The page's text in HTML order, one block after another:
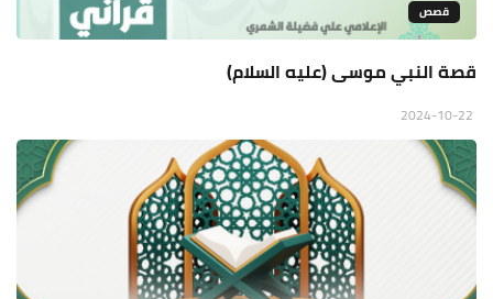
قصص
قصة النبي موسى (عليه السلام)